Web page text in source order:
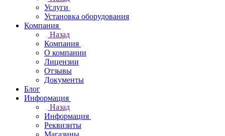
Услуги
Установка оборудования
Компания
Назад
Компания
О компании
Лицензии
Отзывы
Документы
Блог
Информация
Назад
Информация
Реквизиты
Магазины